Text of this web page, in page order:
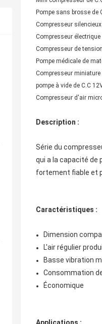
Pompe sans brosse de
Compresseur
Compresseur électrique
Compresseur de
Pompe médicale de
Compresseur miniature
pompe à vide de C.C
Compresseur d'air
Description :
Série du
qui a la capacité de
fortement fiable et
Caractéristiques :
Dimension
L'air régulier
Basse vibration
Consommation
Économique